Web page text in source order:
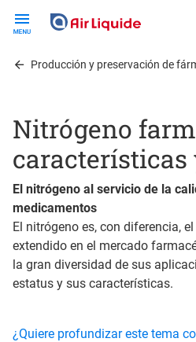
contentProducción y preservación de
Nitrógeno
características
El nitrógeno al servicio de la
medicamentos
El nitrógeno es, con diferencia,
extendido en el mercado
la gran diversidad de sus
estatus y sus características.
¿Quiere profundizar este tema